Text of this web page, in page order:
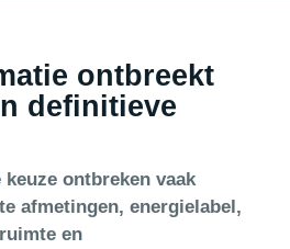
ontbreekt
definitieve
ontbreken vaak
afmetingen, energielabel,
en